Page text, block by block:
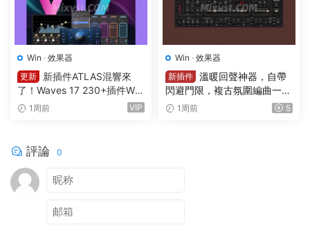
Win · 效果器
更新
新插件ATLAS混響來
了！Waves 17 230+插件Wa
ves Ultimate v2026.07.27 In
1周前 VIP
Win · 效果器
新插件 溫暖回聲神器，自帶
閃避門限，複古氛圍編曲一步
到位延遲插件效果器 PSPaud
1周前 5
評論 0